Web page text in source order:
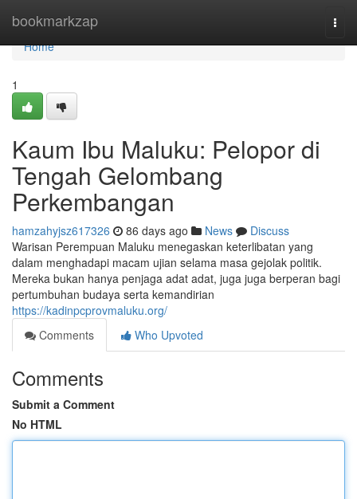
bookmarkzap
Home
Home
1
Kaum Ibu Maluku: Pelopor di
Tengah Gelombang
Perkembangan
hamzahyjsz617326 86 days ago News
Discuss
Warisan Perempuan Maluku menegaskan keterlibatan yang
dalam menghadapi macam ujian selama masa gejolak politik.
Mereka bukan hanya penjaga adat adat, juga juga berperan bagi
pertumbuhan budaya serta kemandirian
https://kadinpcprovmaluku.org/
Comments
Who Upvoted
Comments
Submit a Comment
No HTML